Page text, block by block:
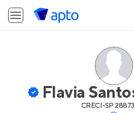
Flavia
CRECI-SP